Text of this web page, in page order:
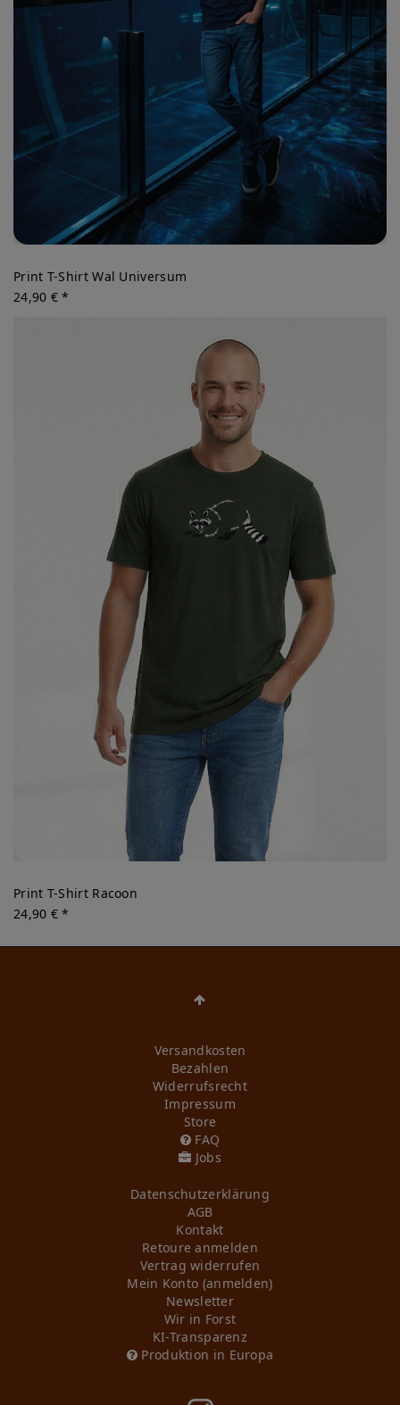
Print T-Shirt Wal Universum
24,90 € *
Print T-Shirt Racoon
24,90 € *
Versandkosten
Bezahlen
Widerrufs­recht
Impressum
Store
FAQ
Jobs
Daten­schutz­erklärung
AGB
Kontakt
Retoure anmelden
Vertrag widerrufen
Mein Konto (anmelden)
Newsletter
Wir in Forst
KI-Transparenz
Produktion in Europa